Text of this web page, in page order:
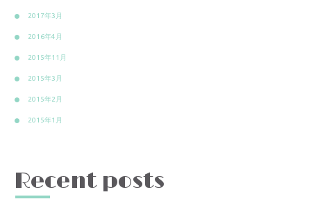
2017年3月
2016年4月
2015年11月
2015年3月
2015年2月
2015年1月
Recent posts